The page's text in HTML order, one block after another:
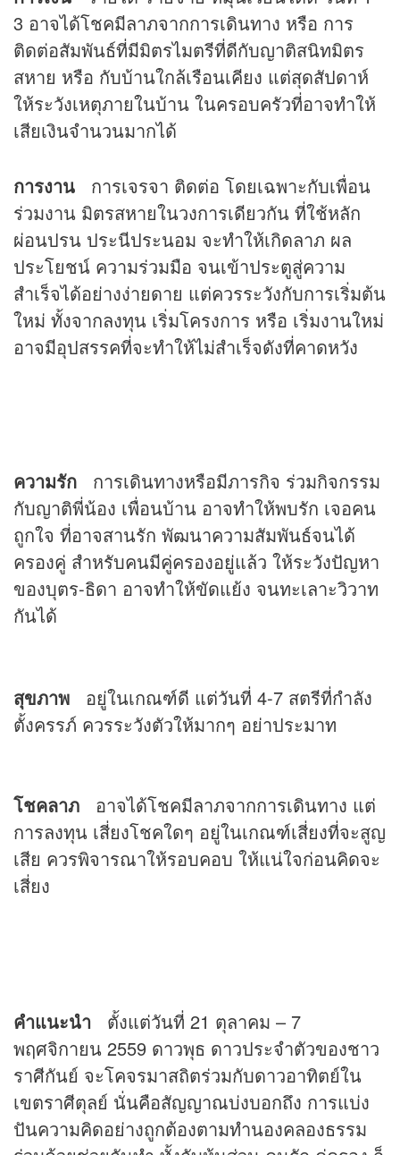
3 อาจได้โชคมีลาภจากการเดินทาง หรือ การ
ติดต่อสัมพันธ์ที่มีมิตรไมตรีที่ดีกับญาติสนิทมิตร
สหาย หรือ กับบ้านใกล้เรือนเคียง แต่สุดสัปดาห์
ให้ระวังเหตุภายในบ้าน ในครอบครัวที่อาจทำให้
เสียเงินจำนวนมากได้
การงาน การเจรจา ติดต่อ โดยเฉพาะกับเพื่อน
ร่วมงาน มิตรสหายในวงการเดียวกัน ที่ใช้หลัก
ผ่อนปรน ประนีประนอม จะทำให้เกิดลาภ ผล
ประโยชน์ ความร่วมมือ จนเข้าประตูสู่ความ
สำเร็จได้อย่างง่ายดาย แต่ควรระวังกับการเริ่มต้น
ใหม่ ทั้งจากลงทุน เริ่มโครงการ หรือ เริ่มงานใหม่
อาจมีอุปสรรคที่จะทำให้ไม่สำเร็จดังที่คาดหวัง
ความรัก การเดินทางหรือมีภารกิจ ร่วมกิจกรรม
กับญาติพี่น้อง เพื่อนบ้าน อาจทำให้พบรัก เจอคน
ถูกใจ ที่อาจสานรัก พัฒนาความสัมพันธ์จนได้
ครองคู่ สำหรับคนมีคู่ครองอยู่แล้ว ให้ระวังปัญหา
ของบุตร-ธิดา อาจทำให้ขัดแย้ง จนทะเลาะวิวาท
กันได้
สุขภาพ อยู่ในเกณฑ์ดี แต่วันที่ 4-7 สตรีที่กำลัง
ตั้งครรภ์ ควรระวังตัวให้มากๆ อย่าประมาท
โชคลาภ อาจได้โชคมีลาภจากการเดินทาง แต่
การลงทุน เสี่ยงโชคใดๆ อยู่ในเกณฑ์เสี่ยงที่จะสูญ
เสีย ควรพิจารณาให้รอบคอบ ให้แน่ใจก่อนคิดจะ
เสี่ยง
คำแนะนำ ตั้งแต่วันที่ 21 ตุลาคม – 7
พฤศจิกายน 2559 ดาวพุธ ดาวประจำตัวของชาว
ราศีกันย์ จะโคจรมาสถิตร่วมกับดาวอาทิตย์ใน
เขตราศีตุลย์ นั่นคือสัญญาณบ่งบอกถึง การแบ่ง
ปันความคิดอย่างถูกต้องตามทำนองคลองธรรม